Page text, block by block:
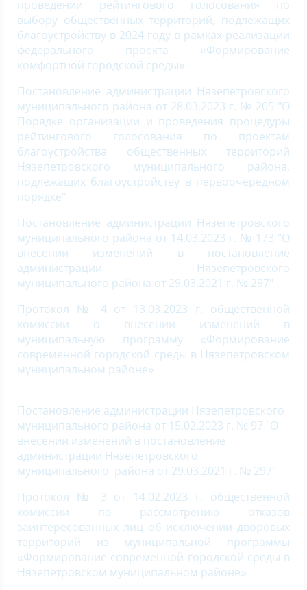
проведении рейтингового голосования по
выбору общественных территорий, подлежащих
благоустройству в 2024 году в рамках реализации
федерального проекта «Формирование
комфортной городской среды»
Постановление администрации Нязепетровского
муниципального района от 28.03.2023 г. № 205 "О
Порядке организации и проведения процедуры
рейтингового голосования по проектам
благоустройства общественных территорий
Нязепетровского муниципального района,
подлежащих благоустройству в первоочередном
порядке"
Постановление администрации Нязепетровского
муниципального района от 14.03.2023 г. № 173 "О
внесении изменений в постановление
администрации Нязепетровского
муниципального района от 29.03.2021 г. № 297"
Протокол № 4 от 13.03.2023 г. общественной
комиссии о внесении изменений в
муниципальную программу «Формирование
современной городской среды в Нязепетровском
муниципальном районе»
Постановление администрации Нязепетровского
муниципального района от 15.02.2023 г. № 97 "О
внесении изменений в постановление
администрации Нязепетровского
муниципального района от 29.03.2021 г. № 297"
Протокол № 3 от 14.02.2023 г. общественной
комиссии по рассмотрению отказов
заинтересованных лиц об исключении дворовых
территорий из муниципальной программы
«Формирование современной городской среды в
Нязепетровском муниципальном районе»